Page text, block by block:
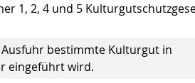
1, 2, 4 und 5
bestimmte Kulturgut in
eingeführt wird.